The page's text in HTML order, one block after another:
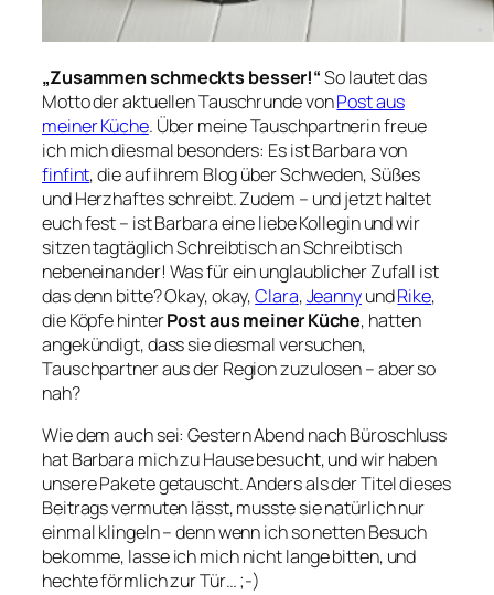
„Zusammen schmeckts besser!“So lautet das
Motto der aktuellen Tauschrunde vonPost aus
meiner Küche. Über meine Tauschpartnerin freue
ich mich diesmal besonders: Es ist Barbara von
finfint, die auf ihrem Blog über Schweden, Süßes
und Herzhaftes schreibt. Zudem – und jetzt haltet
euch fest – ist Barbara eine liebe Kollegin und wir
sitzen tagtäglich Schreibtisch an Schreibtisch
nebeneinander! Was für ein unglaublicher Zufall ist
das denn bitte? Okay, okay,Clara,JeannyundRike,
die Köpfe hinterPost aus meiner Küche, hatten
angekündigt, dass sie diesmal versuchen,
Tauschpartner aus der Region zuzulosen – aber so
nah?
Wie dem auch sei: Gestern Abend nach Büroschluss
hat Barbara mich zu Hause besucht, und wir haben
unsere Pakete getauscht. Anders als der Titel dieses
Beitrags vermuten lässt, musste sie natürlich nur
einmal klingeln – denn wenn ich so netten Besuch
bekomme, lasse ich mich nicht lange bitten, und
hechte förmlich zur Tür… ;-)